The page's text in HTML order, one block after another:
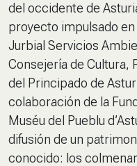
del occidente de
proyecto impulsado
Jurbial Servicios
Consejería de Cultura,
del Principado de
colaboración de la
Muséu del Pueblu
difusión de un
conocido: los